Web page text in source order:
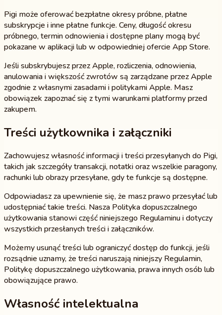
Pigi może oferować bezpłatne okresy próbne, płatne
subskrypcje i inne płatne funkcje. Ceny, długość okresu
próbnego, termin odnowienia i dostępne plany mogą być
pokazane w aplikacji lub w odpowiedniej ofercie App Store.
Jeśli subskrybujesz przez Apple, rozliczenia, odnowienia,
anulowania i większość zwrotów są zarządzane przez Apple
zgodnie z własnymi zasadami i politykami Apple. Masz
obowiązek zapoznać się z tymi warunkami platformy przed
zakupem.
Treści użytkownika i załączniki
Zachowujesz własność informacji i treści przesyłanych do Pigi,
takich jak szczegóły transakcji, notatki oraz wszelkie paragony,
rachunki lub obrazy przesyłane, gdy te funkcje są dostępne.
Odpowiadasz za upewnienie się, że masz prawo przesyłać lub
udostępniać takie treści. Nasza Polityka dopuszczalnego
użytkowania stanowi część niniejszego Regulaminu i dotyczy
wszystkich przesłanych treści i załączników.
Możemy usunąć treści lub ograniczyć dostęp do funkcji, jeśli
rozsądnie uznamy, że treści naruszają niniejszy Regulamin,
Politykę dopuszczalnego użytkowania, prawa innych osób lub
obowiązujące prawo.
Własność intelektualna